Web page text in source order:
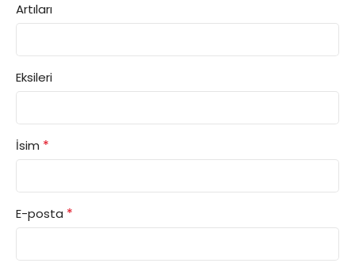
Artıları
Eksileri
İsim *
E-posta *